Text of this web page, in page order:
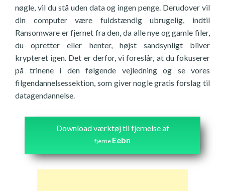
nøgle, vil du stå uden data og ingen penge. Derudover vil
din computer være fuldstændig ubrugelig, indtil
Ransomware er fjernet fra den, da alle nye og gamle filer,
du opretter eller henter, højst sandsynligt bliver
krypteret igen. Det er derfor, vi foreslår, at du fokuserer
på trinene i den følgende vejledning og se vores
filgendannelsessektion, som giver nogle gratis forslag til
datagendannelse.
Download værktøj til fjernelse af
fjerne Eebn